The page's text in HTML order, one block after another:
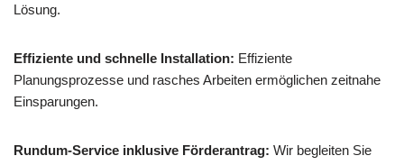
Lösung.
Effiziente und schnelle Installation: Effiziente
Planungsprozesse und rasches Arbeiten ermöglichen zeitnahe
Einsparungen.
Rundum-Service inklusive Förderantrag: Wir begleiten Sie